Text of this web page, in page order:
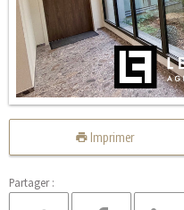
Imprimer
Partager :